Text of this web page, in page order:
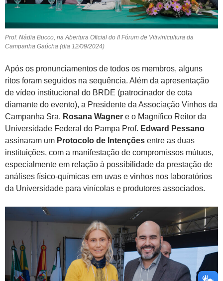
Prof. Nádia Bucco, na Abertura Oficial do II Fórum de Vitivinicultura da
Campanha Gaúcha (dia 12/09/2024)
Após os pronunciamentos de todos os membros, alguns
ritos foram seguidos na sequência. Além da apresentação
de vídeo institucional do BRDE (patrocinador de cota
diamante do evento), a Presidente da Associação Vinhos da
Campanha Sra. Rosana Wagner e o Magnífico Reitor da
Universidade Federal do Pampa Prof. Edward Pessano
assinaram um Protocolo de Intenções entre as duas
instituições, com a manifestação de compromissos mútuos,
especialmente em relação à possibilidade da prestação de
análises físico-químicas em uvas e vinhos nos laboratórios
da Universidade para vinícolas e produtores associados.